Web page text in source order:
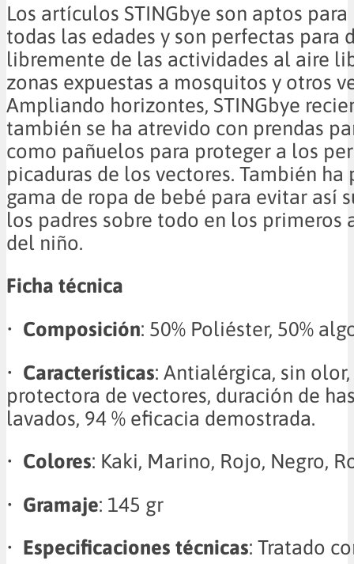
Los artículos STINGbye son aptos
todas las edades y son perfectas para
libremente de las actividades al aire
zonas expuestas a mosquitos y otros
Ampliando horizontes, STINGbye
también se ha atrevido con prendas
como pañuelos para proteger a los
picaduras de los vectores. También ha
gama de ropa de bebé para evitar así
los padres sobre todo en los primeros
del niño.
Ficha técnica
• Composición: 50% Poliéster, 50%
• Características: Antialérgica, sin
protectora de vectores, duración de
lavados, 94 % eficacia demostrada.
• Colores: Kaki, Marino, Rojo, Negro,
• Gramaje: 145 gr
• Especificaciones técnicas: Tratado